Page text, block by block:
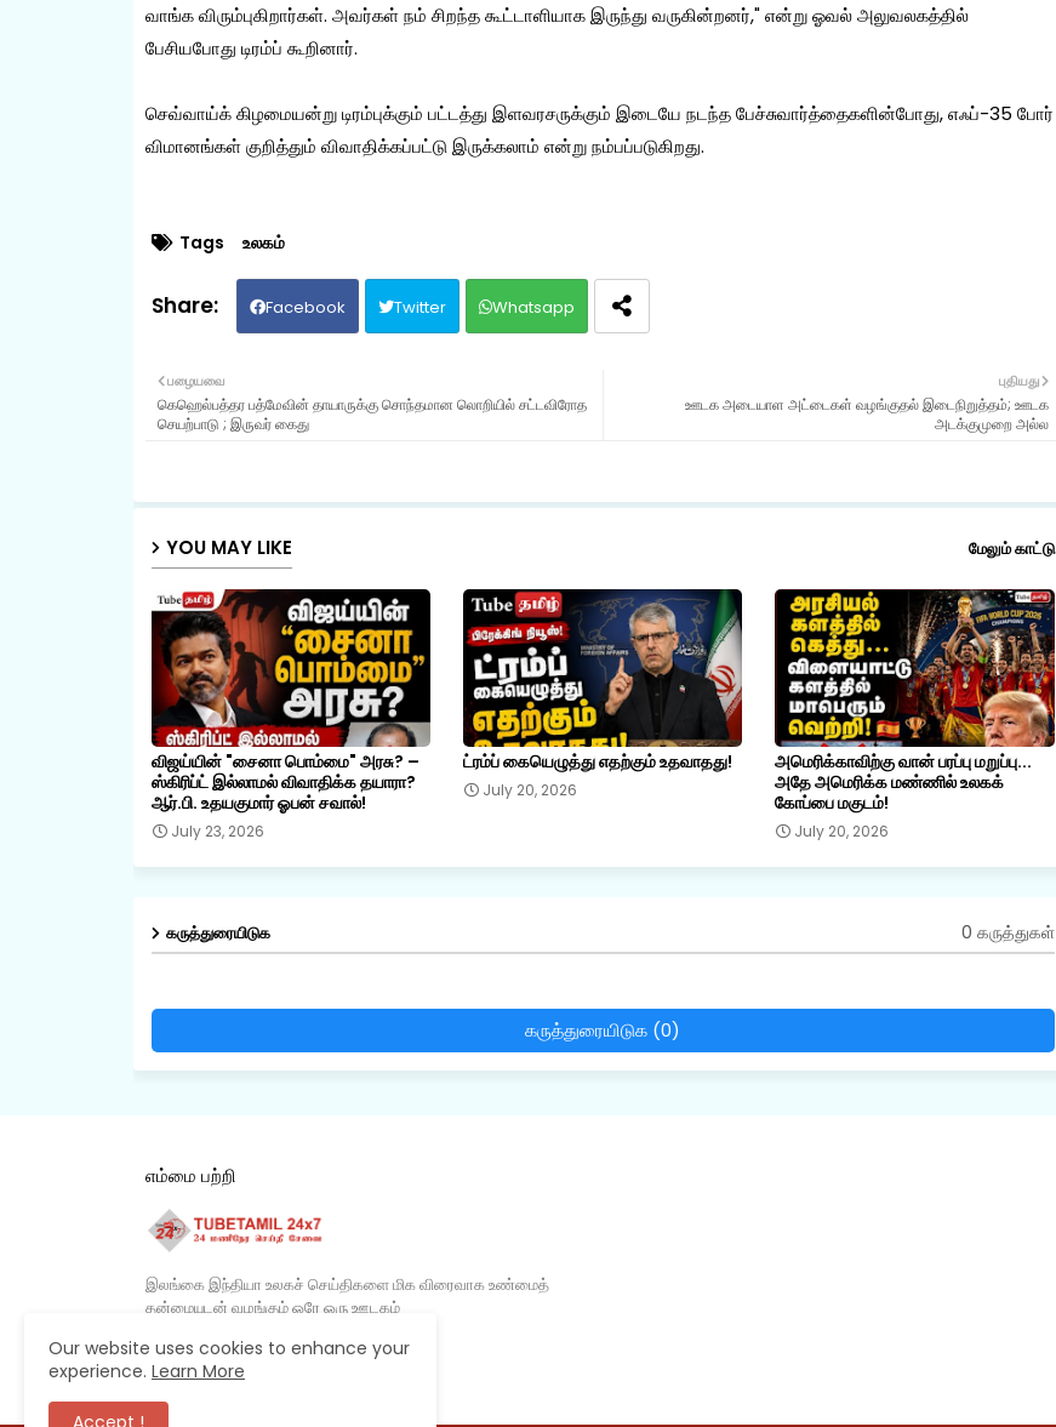
வாங்க விரும்புகிறார்கள். அவர்கள் நம் சிறந்த கூட்டாளியாக இருந்து வருகின்றனர்," என்று ஓவல் அலுவலகத்தில்
பேசியபோது டிரம்ப் கூறினார்.
செவ்வாய்க் கிழமையன்று டிரம்புக்கும் பட்டத்து இளவரசருக்கும் இடையே நடந்த பேச்சுவார்த்தைகளின்போது, எஃப்-35 போர்
விமானங்கள் குறித்தும் விவாதிக்கப்பட்டு இருக்கலாம் என்று நம்பப்படுகிறது.
Tags உலகம்
Facebook Twitter Whatsapp
புதியது
ஊடக அடையாள அட்டைகள் வழங்குதல் இடைநிறுத்தம்; ஊடக
அடக்குமுறை அல்ல
பழையவை
கெஹெல்பத்தர பத்மேவின் தாயாருக்கு சொந்தமான லொறியில் சட்டவிரோத
செயற்பாடு ; இருவர் கைது
YOU MAY LIKE மேலும் காட்டு
விஜய்யின் "சைனா பொம்மை" அரசு? –
ஸ்கிரிப்ட் இல்லாமல் விவாதிக்க தயாரா?
ஆர்.பி. உதயகுமார் ஓபன் சவால்!
July 23, 2026
ட்ரம்ப் கையெழுத்து எதற்கும் உதவாதது!
July 20, 2026
அமெரிக்காவிற்கு வான் பரப்பு மறுப்பு...
அதே அமெரிக்க மண்ணில் உலகக்
கோப்பை மகுடம்!
July 20, 2026
கருத்துரையிடுக 0 கருத்துகள்
கருத்துரையிடுக (0)
எம்மை பற்றி
இலங்கை இந்தியா உலகச் செய்திகளை மிக விரைவாக உண்மைத்
தன்மையுடன் வழங்கும் ஒரே ஒரு ஊடகம்​
Our website uses cookies to enhance your
experience. Learn More
Accept !